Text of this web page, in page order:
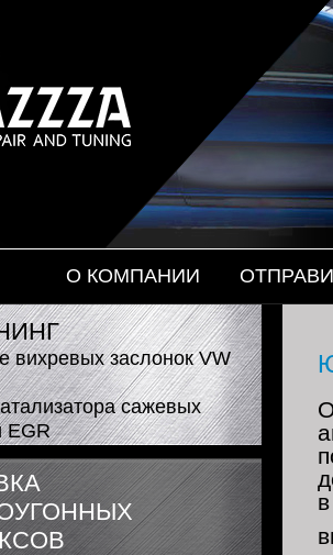
О КОМПАНИИ
вихревых заслонок VW
сажевых
EGR